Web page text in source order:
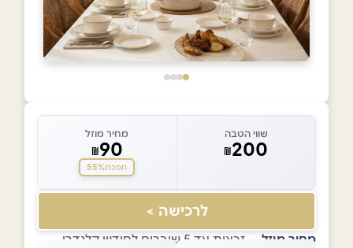
שווי הטבה
₪200
מחיר מוזל
₪90
חסכת55%
לרכישה >
מחיר מוזל — זכאות עד 5 שוברים לחודש קלנדרי